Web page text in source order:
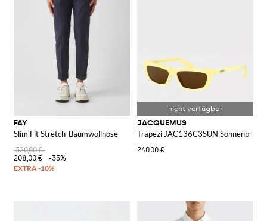
FAY
Slim Fit Stretch-Baumwollhose
320,00 €
208,00 €
-35%
JACQUEMUS
Trapezi JAC136C3SUN Sonnenbrille
240,00 €